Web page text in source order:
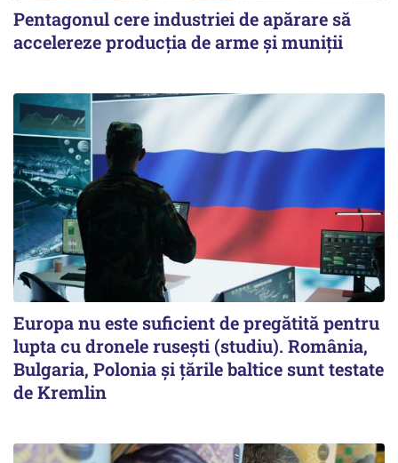
Pentagonul cere industriei de apărare să
accelereze producția de arme și muniții
Europa nu este suficient de pregătită pentru
lupta cu dronele rusești (studiu). România,
Bulgaria, Polonia și țările baltice sunt testate
de Kremlin